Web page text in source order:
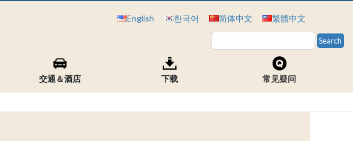
English 한국어 简体中文 繁體中文
交通＆酒店 下载 常见疑问